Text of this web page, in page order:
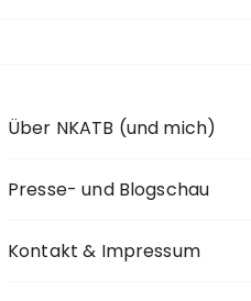
Über NKATB (und mich)
Presse- und Blogschau
Kontakt & Impressum